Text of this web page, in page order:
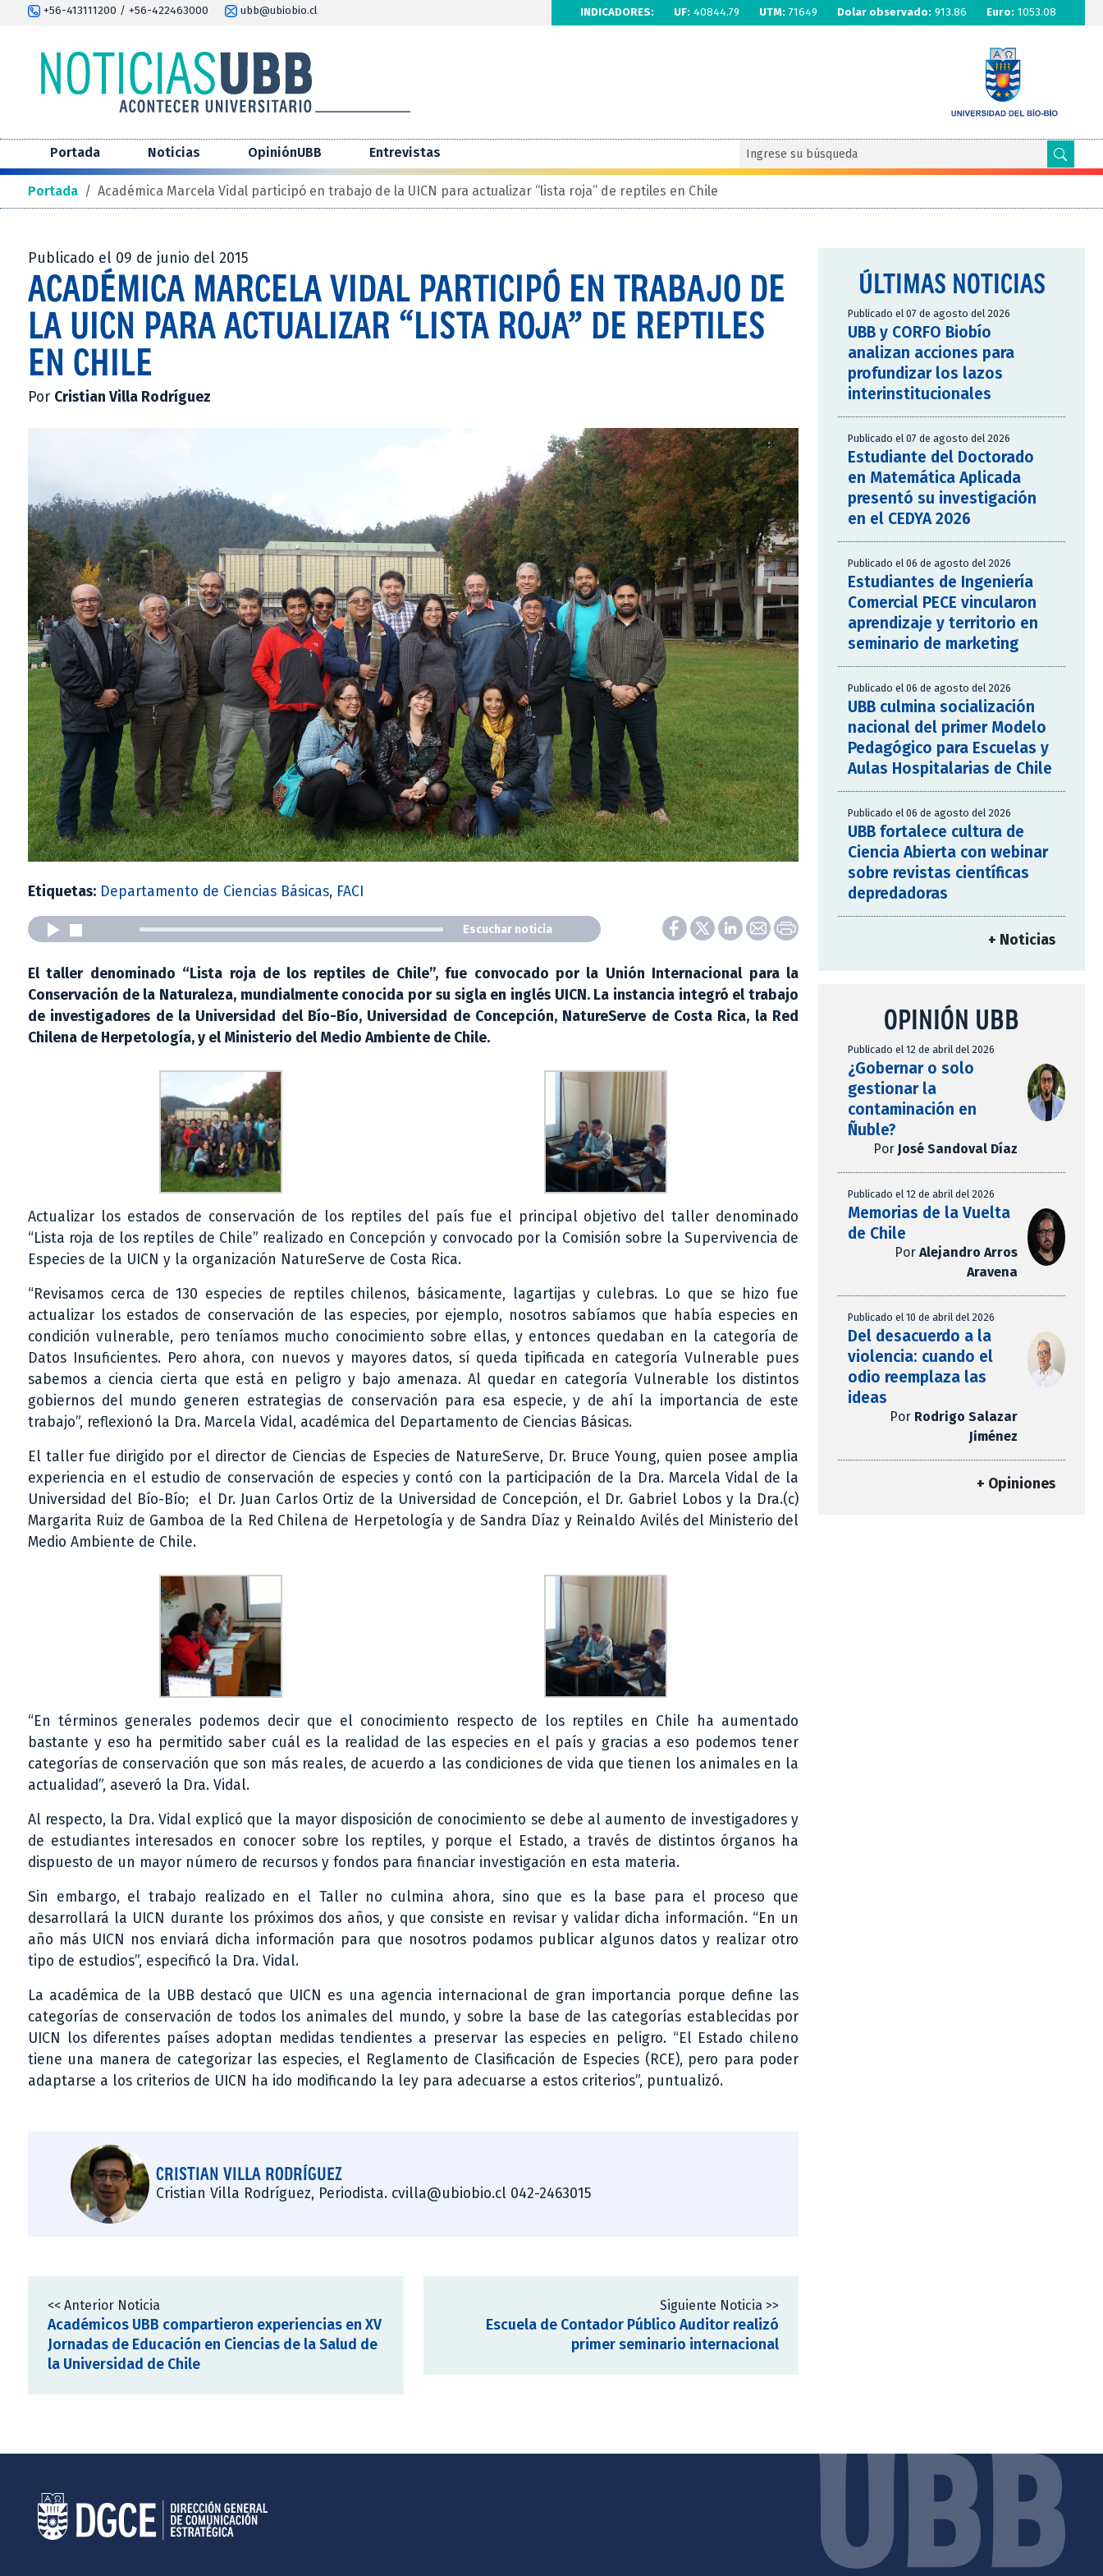
+56-413111200 / +56-422463000 ubb@ubiobio.cl INDICADORES: UF: 40844.79 UTM: 71649 Dolar observado: 913.86 Euro: 1053.08
Portada Noticias OpiniónUBB Entrevistas
Portada / Académica Marcela Vidal participó en trabajo de la UICN para actualizar “lista roja” de reptiles en Chile
Publicado el 09 de junio del 2015
ACADÉMICA MARCELA VIDAL PARTICIPÓ EN TRABAJO DE
LA UICN PARA ACTUALIZAR “LISTA ROJA” DE REPTILES
EN CHILE
Por Cristian Villa Rodríguez
Etiquetas: Departamento de Ciencias Básicas, FACI
Escuchar noticia
El taller denominado “Lista roja de los reptiles de Chile”, fue convocado por la Unión Internacional para la
Conservación de la Naturaleza, mundialmente conocida por su sigla en inglés UICN. La instancia integró el trabajo
de investigadores de la Universidad del Bío-Bío, Universidad de Concepción, NatureServe de Costa Rica, la Red
Chilena de Herpetología, y el Ministerio del Medio Ambiente de Chile.
Actualizar los estados de conservación de los reptiles del país fue el principal objetivo del taller denominado
“Lista roja de los reptiles de Chile” realizado en Concepción y convocado por la Comisión sobre la Supervivencia de
Especies de la UICN y la organización NatureServe de Costa Rica.
“Revisamos cerca de 130 especies de reptiles chilenos, básicamente, lagartijas y culebras. Lo que se hizo fue
actualizar los estados de conservación de las especies, por ejemplo, nosotros sabíamos que había especies en
condición vulnerable, pero teníamos mucho conocimiento sobre ellas, y entonces quedaban en la categoría de
Datos Insuficientes. Pero ahora, con nuevos y mayores datos, sí queda tipificada en categoría Vulnerable pues
sabemos a ciencia cierta que está en peligro y bajo amenaza. Al quedar en categoría Vulnerable los distintos
gobiernos del mundo generen estrategias de conservación para esa especie, y de ahí la importancia de este
trabajo”, reflexionó la Dra. Marcela Vidal, académica del Departamento de Ciencias Básicas.
El taller fue dirigido por el director de Ciencias de Especies de NatureServe, Dr. Bruce Young, quien posee amplia
experiencia en el estudio de conservación de especies y contó con la participación de la Dra. Marcela Vidal de la
Universidad del Bío-Bío; el Dr. Juan Carlos Ortiz de la Universidad de Concepción, el Dr. Gabriel Lobos y la Dra.(c)
Margarita Ruiz de Gamboa de la Red Chilena de Herpetología y de Sandra Díaz y Reinaldo Avilés del Ministerio del
Medio Ambiente de Chile.
“En términos generales podemos decir que el conocimiento respecto de los reptiles en Chile ha aumentado
bastante y eso ha permitido saber cuál es la realidad de las especies en el país y gracias a eso podemos tener
categorías de conservación que son más reales, de acuerdo a las condiciones de vida que tienen los animales en la
actualidad”, aseveró la Dra. Vidal.
Al respecto, la Dra. Vidal explicó que la mayor disposición de conocimiento se debe al aumento de investigadores y
de estudiantes interesados en conocer sobre los reptiles, y porque el Estado, a través de distintos órganos ha
dispuesto de un mayor número de recursos y fondos para financiar investigación en esta materia.
Sin embargo, el trabajo realizado en el Taller no culmina ahora, sino que es la base para el proceso que
desarrollará la UICN durante los próximos dos años, y que consiste en revisar y validar dicha información. “En un
año más UICN nos enviará dicha información para que nosotros podamos publicar algunos datos y realizar otro
tipo de estudios”, especificó la Dra. Vidal.
La académica de la UBB destacó que UICN es una agencia internacional de gran importancia porque define las
categorías de conservación de todos los animales del mundo, y sobre la base de las categorías establecidas por
UICN los diferentes países adoptan medidas tendientes a preservar las especies en peligro. “El Estado chileno
tiene una manera de categorizar las especies, el Reglamento de Clasificación de Especies (RCE), pero para poder
adaptarse a los criterios de UICN ha ido modificando la ley para adecuarse a estos criterios”, puntualizó.
CRISTIAN VILLA RODRÍGUEZ
Cristian Villa Rodríguez, Periodista. cvilla@ubiobio.cl 042-2463015
<< Anterior Noticia
Académicos UBB compartieron experiencias en XV
Jornadas de Educación en Ciencias de la Salud de
la Universidad de Chile
Siguiente Noticia >>
Escuela de Contador Público Auditor realizó
primer seminario internacional
ÚLTIMAS NOTICIAS
Publicado el 07 de agosto del 2026
UBB y CORFO Biobío
analizan acciones para
profundizar los lazos
interinstitucionales
Publicado el 07 de agosto del 2026
Estudiante del Doctorado
en Matemática Aplicada
presentó su investigación
en el CEDYA 2026
Publicado el 06 de agosto del 2026
Estudiantes de Ingeniería
Comercial PECE vincularon
aprendizaje y territorio en
seminario de marketing
Publicado el 06 de agosto del 2026
UBB culmina socialización
nacional del primer Modelo
Pedagógico para Escuelas y
Aulas Hospitalarias de Chile
Publicado el 06 de agosto del 2026
UBB fortalece cultura de
Ciencia Abierta con webinar
sobre revistas científicas
depredadoras
+ Noticias
OPINIÓN UBB
Publicado el 12 de abril del 2026
¿Gobernar o solo
gestionar la
contaminación en
Ñuble?
Por José Sandoval Díaz
Publicado el 12 de abril del 2026
Memorias de la Vuelta
de Chile
Por Alejandro Arros
Aravena
Publicado el 10 de abril del 2026
Del desacuerdo a la
violencia: cuando el
odio reemplaza las
ideas
Por Rodrigo Salazar
Jiménez
+ Opiniones